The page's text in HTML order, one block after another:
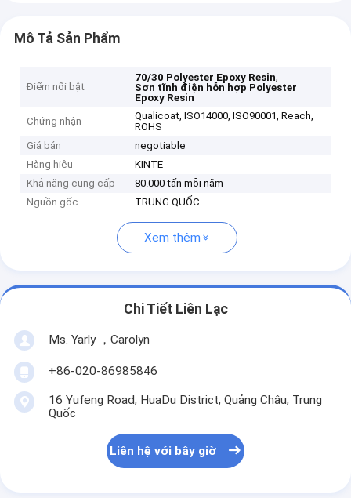
Mô Tả Sản Phẩm
Điểm nổi bật
70/30 Polyester Epoxy Resin,
Sơn tĩnh điện hỗn hợp Polyester
Epoxy Resin
Chứng nhận
Qualicoat, ISO14000, ISO90001, Reach,
ROHS
Giá bán
negotiable
Hàng hiệu
KINTE
Khả năng cung cấp
80.000 tấn mỗi năm
Nguồn gốc
TRUNG QUỐC
Xem thêm
Chi Tiết Liên Lạc
Ms. Yarly ，Carolyn
+86-020-86985846
16 Yufeng Road, HuaDu District, Quảng Châu, Trung
Quốc
Liên hệ với bây giờ